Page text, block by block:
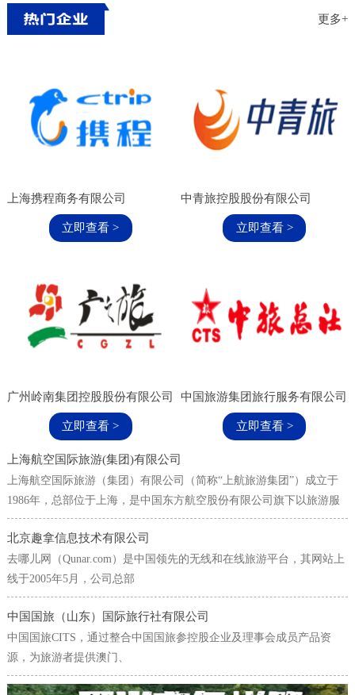
创产品、家居饰品、陶瓷、箱包皮具、
更多+
上海携程商务有限公司
立即查看 >
中青旅控股股份有限公司
立即查看 >
广州岭南集团控股股份有限公司
立即查看 >
中国旅游集团旅行服务有限公司
立即查看 >
上海航空国际旅游(集团)有限公司
上海航空国际旅游（集团）有限公司（简称“上航旅游集团”）成立于
1986年，总部位于上海，是中国东方航空股份有限公司旗下以旅游服
务、商务差旅为核心业务的综合旅游集团。
北京趣拿信息技术有限公司
去哪儿网（Qunar.com）是中国领先的无线和在线旅游平台，其网站上
线于2005年5月，公司总部
中国国旅（山东）国际旅行社有限公司
中国国旅CITS，通过整合中国国旅参控股企业及理事会成员产品资
源，为旅游者提供澳门、